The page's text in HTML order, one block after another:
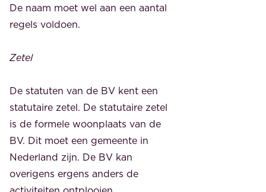
De naam moet wel aan een aantal
regels voldoen.
Zetel
De statuten van de BV kent een
statutaire zetel. De statutaire zetel
is de formele woonplaats van de
BV. Dit moet een gemeente in
Nederland zijn. De BV kan
overigens ergens anders de